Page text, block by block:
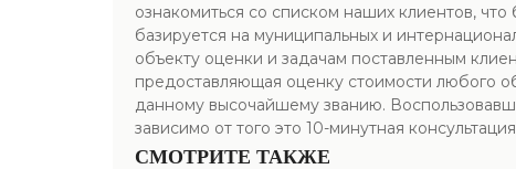
ознакомиться со списком наших клиентов,
базируется на муниципальных и
объекту оценки и задачам поставленным
предоставляющая оценку стоимости любого
данному высочайшему званию.
зависимо от того это 10-минутная
СМОТРИТЕ ТАКЖЕ